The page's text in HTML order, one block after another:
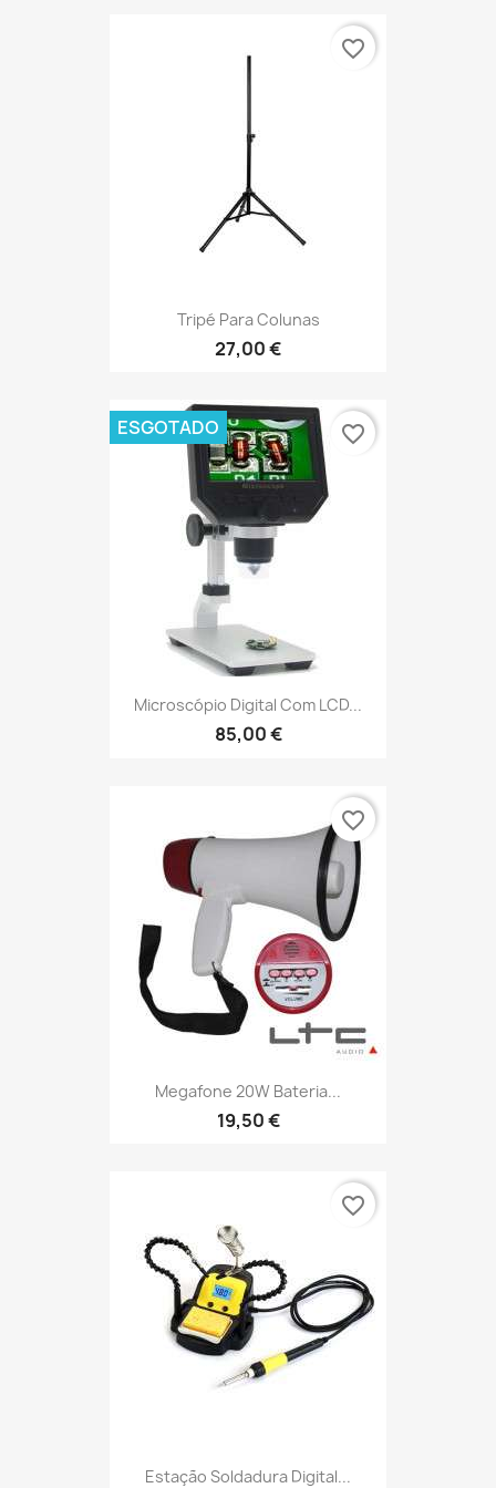
Tripé Para Colunas
27,00 €
favorite_border
Microscópio Digital Com LCD...
85,00 €
ESGOTADO favorite_border
Megafone 20W Bateria...
19,50 €
favorite_border
Estação Soldadura Digital...
favorite_border